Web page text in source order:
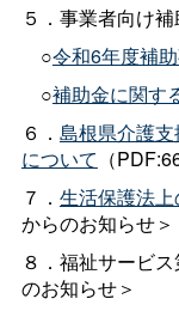
５．事業者向け
○令和6年度補
○補助金に関す
６． 島根県介護
について （
７． 生活保護法
からのお知らせ＞
８．福祉サービ
のお知らせ＞